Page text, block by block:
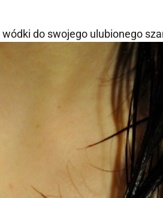
do swojego ulubionego